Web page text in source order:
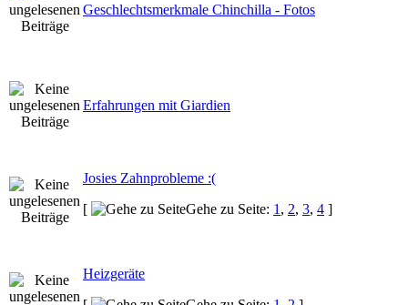
Geschlechtsmerkmale Chinchilla - Fotos
Erfahrungen mit Giardien
Josies Zahnprobleme :(
[
Gehe zu Seite: 1 , 2, 3, 4 ]
Heizgeräte